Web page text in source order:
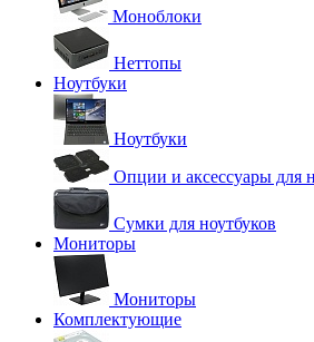
Моноблоки
Неттопы
Ноутбуки
Ноутбуки
Опции и аксессуары для
Сумки для ноутбуков
Мониторы
Мониторы
Комплектующие